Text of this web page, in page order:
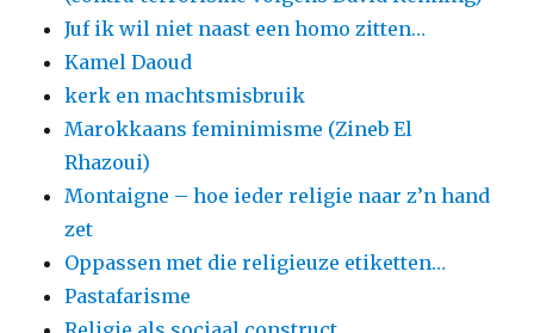
Juf ik wil niet naast een homo zitten…
Kamel Daoud
kerk en machtsmisbruik
Marokkaans feminimisme (Zineb El
Rhazoui)
Montaigne – hoe ieder religie naar z’n hand
zet
Oppassen met die religieuze etiketten…
Pastafarisme